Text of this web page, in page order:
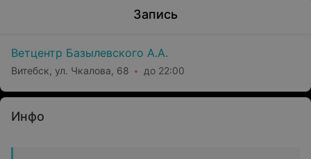
Запись
Ветцентр Базылевского А.А.
Витебск, ул. Чкалова, 68 до 22:00
Инфо